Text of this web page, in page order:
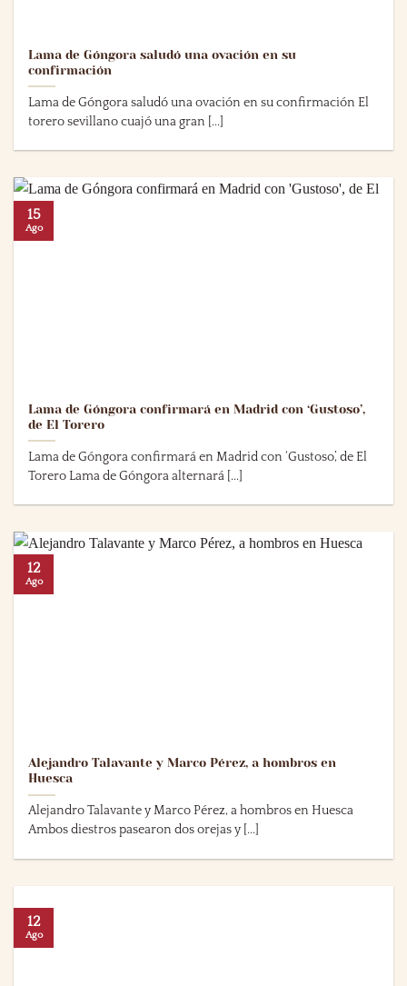
Lama de Góngora saludó una ovación en su
confirmación
Lama de Góngora saludó una ovación en su confirmación El
torero sevillano cuajó una gran [...]
Lama de Góngora confirmará en Madrid con ‘Gustoso’,
de El Torero
Lama de Góngora confirmará en Madrid con ‘Gustoso’, de El
Torero Lama de Góngora alternará [...]
15
Ago
Alejandro Talavante y Marco Pérez, a hombros en
Huesca
Alejandro Talavante y Marco Pérez, a hombros en Huesca
Ambos diestros pasearon dos orejas y [...]
12
Ago
12
Ago